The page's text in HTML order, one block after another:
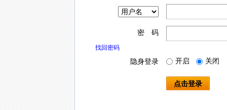
密 码
找回密码
隐身登录 开启 关闭
点击登录